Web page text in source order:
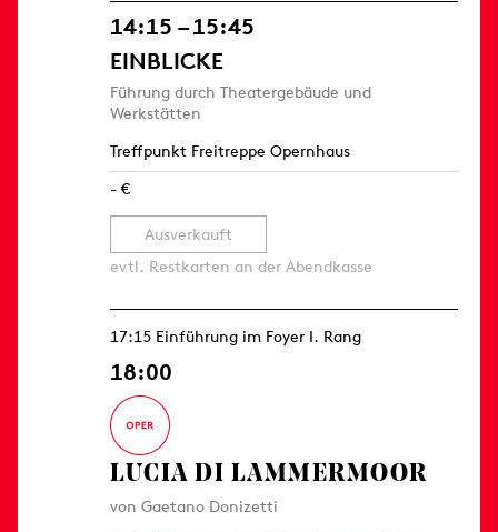
14:15 – 15:45
EINBLICKE
Führung durch Theatergebäude und
Werkstätten
Treffpunkt Freitreppe Opernhaus
- €
Ausverkauft
evtl. Restkarten an der Abendkasse
17:15 Einführung im Foyer I. Rang
18:00
LUCIA DI LAMMERMOOR
von Gaetano Donizetti